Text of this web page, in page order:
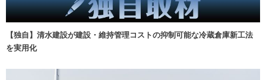
【独自】清水建設が建設・維持管理コストの抑制可能な冷蔵倉庫新工法
を実用化